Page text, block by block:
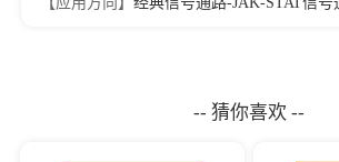
-- 猜你喜欢 --